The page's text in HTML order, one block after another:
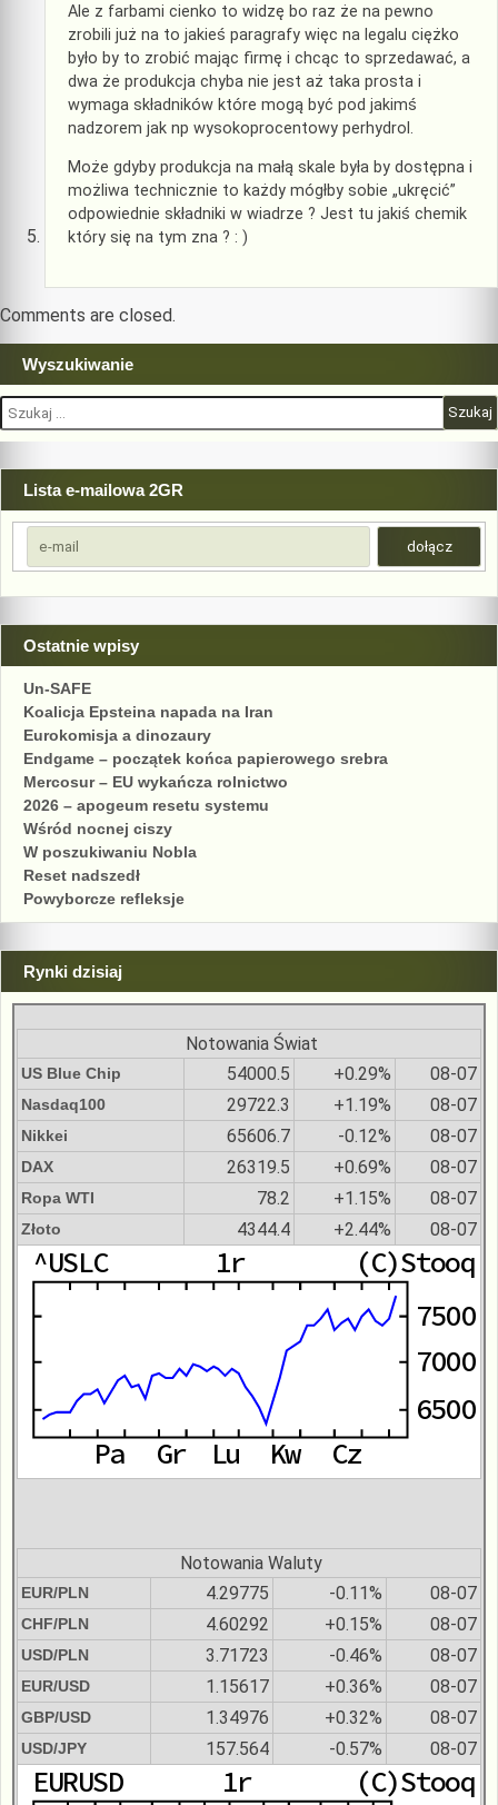
Ale z farbami cienko to widzę bo raz że na pewno
zrobili już na to jakieś paragrafy więc na legalu ciężko
było by to zrobić mając firmę i chcąc to sprzedawać, a
dwa że produkcja chyba nie jest aż taka prosta i
wymaga składników które mogą być pod jakimś
nadzorem jak np wysokoprocentowy perhydrol.
Może gdyby produkcja na małą skale była by dostępna i
możliwa technicznie to każdy mógłby sobie „ukręcić”
odpowiednie składniki w wiadrze ? Jest tu jakiś chemik
który się na tym zna ? : )
Comments are closed.
Wyszukiwanie
Szukaj:
Lista e-mailowa 2GR
Ostatnie wpisy
Un-SAFE
Koalicja Epsteina napada na Iran
Eurokomisja a dinozaury
Endgame – początek końca papierowego srebra
Mercosur – EU wykańcza rolnictwo
2026 – apogeum resetu systemu
Wśród nocnej ciszy
W poszukiwaniu Nobla
Reset nadszedł
Powyborcze refleksje
Rynki dzisiaj
Notowania Świat
US Blue Chip 54000.5 +0.29% 08-07
Nasdaq100 29722.3 +1.19% 08-07
Nikkei 65606.7 -0.12% 08-07
DAX 26319.5 +0.69% 08-07
Ropa WTI 78.2 +1.15% 08-07
Złoto 4344.4 +2.44% 08-07
Notowania Waluty
EUR/PLN 4.29775 -0.11% 08-07
CHF/PLN 4.60292 +0.15% 08-07
USD/PLN 3.71723 -0.46% 08-07
EUR/USD 1.15617 +0.36% 08-07
GBP/USD 1.34976 +0.32% 08-07
USD/JPY 157.564 -0.57% 08-07